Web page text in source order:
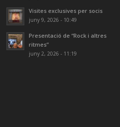
Visites exclusives per socis
juny 9, 2026 - 10:49
Presentació de “Rock i altres
ritmes”
juny 2, 2026 - 11:19